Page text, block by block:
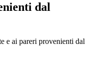
dal
e ai pareri provenienti dal